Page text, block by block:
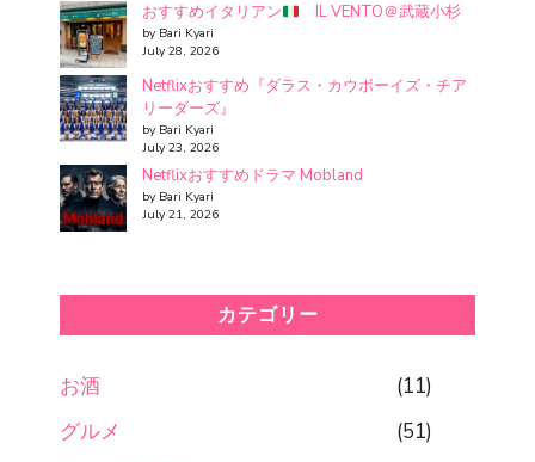
おすすめイタリアン IL VENTO＠武蔵小杉
by Bari Kyari
July 28, 2026
Netflixおすすめ『ダラス・カウボーイズ・チア
リーダーズ』
by Bari Kyari
July 23, 2026
Netflixおすすめドラマ Mobland
by Bari Kyari
July 21, 2026
カテゴリー
お酒
(11)
グルメ
(51)